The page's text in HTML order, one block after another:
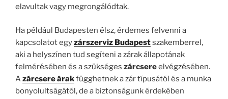
elavultak vagy megrongálódtak.
Ha például Budapesten élsz, érdemes felvenni a
kapcsolatot egyzárszerviz Budapestszakemberrel,
aki a helyszínen tud segíteni a zárak állapotának
felmérésében és a szükséges zárcsereelvégzésében.
Azárcsere árakfügghetnek a zár típusától és a munka
bonyolultságától, de a biztonságunk érdekében